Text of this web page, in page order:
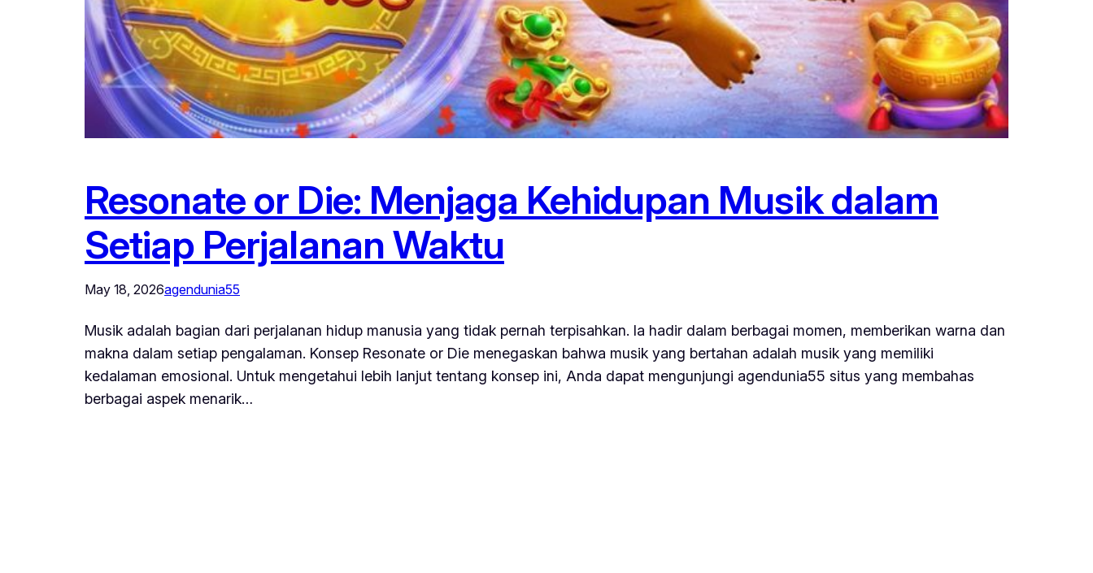
Resonate or Die: Menjaga Kehidupan Musik dalam
Setiap Perjalanan Waktu
May 18, 2026agendunia55
Musik adalah bagian dari perjalanan hidup manusia yang tidak pernah terpisahkan. Ia hadir dalam berbagai momen, memberikan warna dan
makna dalam setiap pengalaman. Konsep Resonate or Die menegaskan bahwa musik yang bertahan adalah musik yang memiliki
kedalaman emosional. Untuk mengetahui lebih lanjut tentang konsep ini, Anda dapat mengunjungi agendunia55 situs yang membahas
berbagai aspek menarik…